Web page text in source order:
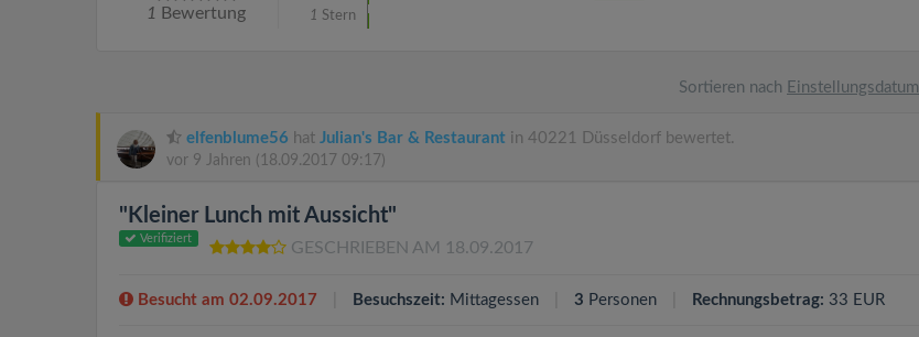
1 Bewertung
1 Stern
Sortieren nach Einstellungsdatum
elfenblume56 hat Julian's Bar & Restaurant in 40221 Düsseldorf bewertet.
vor 9 Jahren (18.09.2017 09:17)
"Kleiner Lunch mit Aussicht"
Verifiziert
GESCHRIEBEN AM 18.09.2017
Besucht am 02.09.2017 Besuchszeit: Mittagessen 3 Personen Rechnungsbetrag: 33 EUR